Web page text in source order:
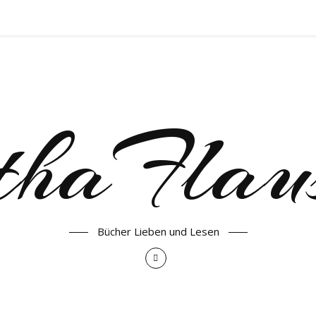
Bücher Lieben und Lesen